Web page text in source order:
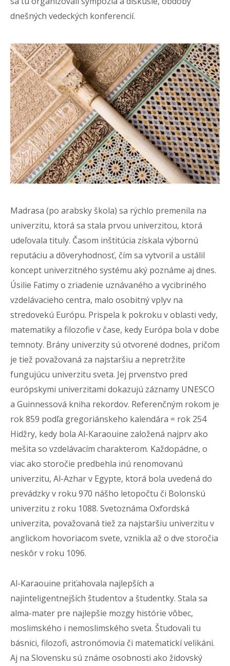
dnešných vedeckých konferencií.
Madrasa (po arabsky škola) sa rýchlo premenila na
univerzitu, ktorá sa stala prvou univerzitou, ktorá
udeľovala tituly. Časom inštitúcia získala výbornú
reputáciu a dôveryhodnosť, čím sa vytvoril a ustálil
koncept univerzitného systému aký poznáme aj dnes.
Úsilie Fatimy o zriadenie uznávaného a vycibriného
vzdelávacieho centra, malo osobitný vplyv na
stredovekú Európu. Prispela k pokroku v oblasti vedy,
matematiky a filozofie v čase, kedy Európa bola v dobe
temnoty. Brány univerzity sú otvorené dodnes, pričom
je tiež považovaná za najstaršiu a nepretržite
fungujúcu univerzitu sveta. Jej prvenstvo pred
európskymi univerzitami dokazujú záznamy UNESCO
a Guinnessová kniha rekordov. Referenčným rokom je
rok 859 podľa gregoriánskeho kalendára = rok 254
Hidžry, kedy bola Al-Karaouine založená najprv ako
mešita so vzdelávacím charakterom. Každopádne, o
viac ako storočie predbehla inú renomovanú
univerzitu, Al-Azhar v Egypte, ktorá bola uvedená do
prevádzky v roku 970 nášho letopočtu či Bolonskú
univerzitu z roku 1088. Svetoznáma Oxfordská
univerzita, považovaná tiež za najstaršiu univerzitu v
anglickom hovoriacom svete, vznikla až o dve storočia
neskôr v roku 1096.
Al-Karaouine priťahovala najlepších a
najinteligentnejších študentov a študentky. Stala sa
alma-mater pre najlepšie mozgy histórie vôbec,
moslimského i nemoslimského sveta. Študovali tu
básnici, filozofi, astronómovia či matematickí velikáni.
Aj na Slovensku sú známe osobnosti ako židovský